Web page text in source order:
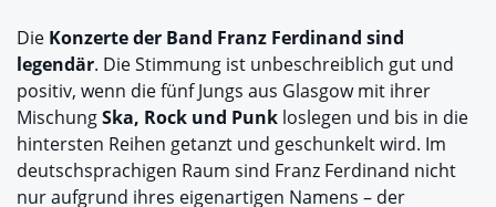
Die Konzerte der Band Franz Ferdinand sind
legendär. Die Stimmung ist unbeschreiblich gut und
positiv, wenn die fünf Jungs aus Glasgow mit ihrer
MischungSka, Rock und Punk loslegen und bis in die
hintersten Reihen getanzt und geschunkelt wird. Im
deutschsprachigen Raum sind Franz Ferdinand nicht
nur aufgrund ihres eigenartigen Namens – der